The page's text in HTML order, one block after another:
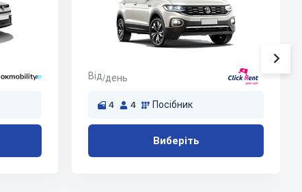
Від/день
4 4 Посібник
Виберіть